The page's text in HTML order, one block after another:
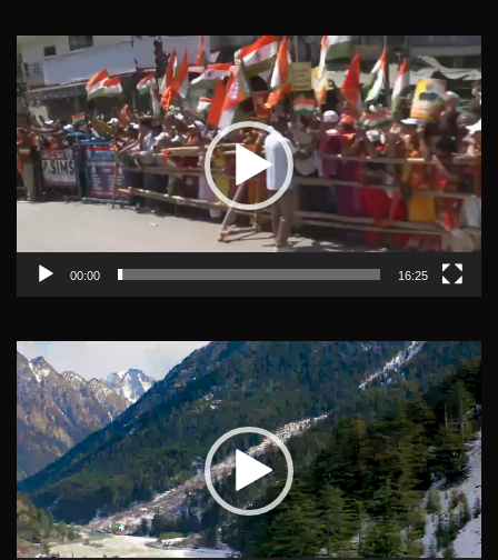
Video
Player
00:00 16:25
Video
Player